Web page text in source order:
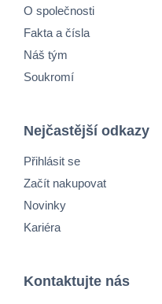
O společnosti
Fakta a čísla
Náš tým
Soukromí
Nejčastější odkazy
Přihlásit se
Začít nakupovat
Novinky
Kariéra
Kontaktujte nás